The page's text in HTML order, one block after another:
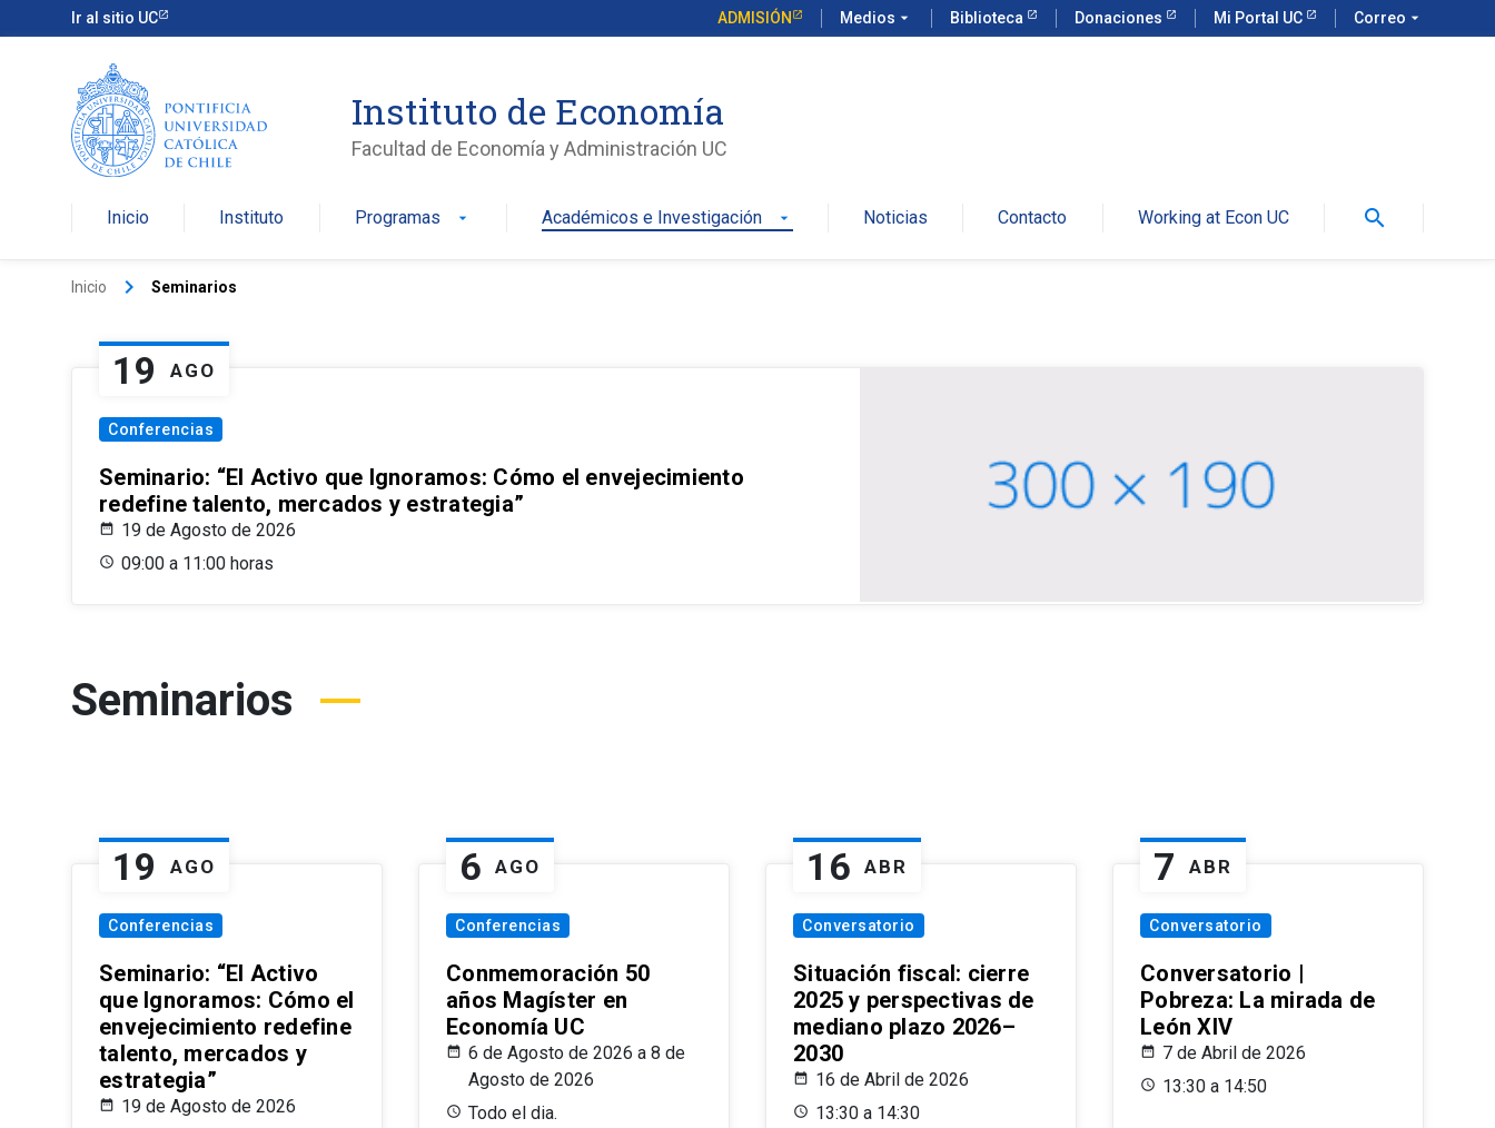
Ir al sitio UC ADMISIÓN Medios arrow_drop_down Biblioteca Donaciones Mi Portal UC Correo arrow_drop_down
Instituto de Economía
Facultad de Economía y Administración UC
Inicio Instituto Programas arrow_drop_down Académicos e Investigación arrow_drop_down Noticias Contacto Working at Econ UC search
Inicio keyboard_arrow_right Seminarios
19 AGO
Conferencias
Seminario: “El Activo que Ignoramos: Cómo el envejecimiento
redefine talento, mercados y estrategia”
19 de Agosto de 2026
09:00 a 11:00 horas
Seminarios
19 AGO
Conferencias
Seminario: “El Activo
que Ignoramos: Cómo el
envejecimiento redefine
talento, mercados y
estrategia”
19 de Agosto de 2026
6 AGO
Conferencias
Conmemoración 50
años Magíster en
Economía UC
6 de Agosto de 2026 a 8 de
Agosto de 2026
Todo el dia.
16 ABR
Conversatorio
Situación fiscal: cierre
2025 y perspectivas de
mediano plazo 2026–
2030
16 de Abril de 2026
13:30 a 14:30
7 ABR
Conversatorio
Conversatorio |
Pobreza: La mirada de
León XIV
7 de Abril de 2026
13:30 a 14:50